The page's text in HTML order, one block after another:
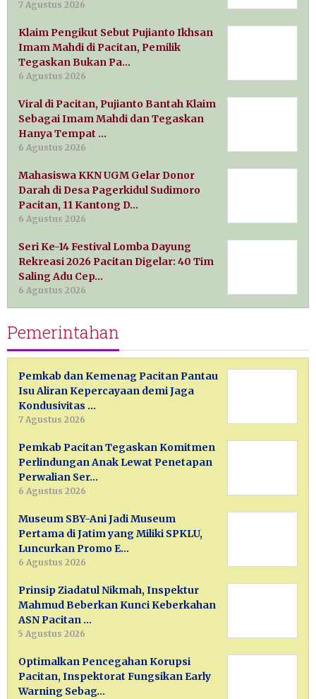
7 Agustus 2026
Klaim Pengikut Sebut Pujianto Ikhsan
Imam Mahdi di Pacitan, Pemilik
Tegaskan Bukan Pa…
6 Agustus 2026
Viral di Pacitan, Pujianto Bantah Klaim
Sebagai Imam Mahdi dan Tegaskan
Hanya Tempat …
6 Agustus 2026
Mahasiswa KKN UGM Gelar Donor
Darah di Desa Pagerkidul Sudimoro
Pacitan, 11 Kantong D…
6 Agustus 2026
Seri Ke-14 Festival Lomba Dayung
Rekreasi 2026 Pacitan Digelar: 40 Tim
Saling Adu Cep…
6 Agustus 2026
Pemerintahan
Pemkab dan Kemenag Pacitan Pantau
Isu Aliran Kepercayaan demi Jaga
Kondusivitas …
7 Agustus 2026
Pemkab Pacitan Tegaskan Komitmen
Perlindungan Anak Lewat Penetapan
Perwalian Ser…
6 Agustus 2026
Museum SBY-Ani Jadi Museum
Pertama di Jatim yang Miliki SPKLU,
Luncurkan Promo E…
6 Agustus 2026
Prinsip Ziadatul Nikmah, Inspektur
Mahmud Beberkan Kunci Keberkahan
ASN Pacitan …
5 Agustus 2026
Optimalkan Pencegahan Korupsi
Pacitan, Inspektorat Fungsikan Early
Warning Sebag…